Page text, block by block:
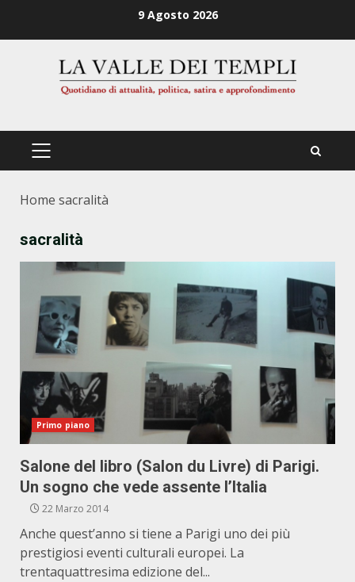
9 Agosto 2026
PRIMÄRES
Home sacralità
sacralità
Primo piano
Salone del libro (Salon du Livre) di Parigi.
Un sogno che vede assente l’Italia
22 Marzo 2014
Anche quest’anno si tiene a Parigi uno dei più
prestigiosi eventi culturali europei. La
trentaquattresima edizione del...